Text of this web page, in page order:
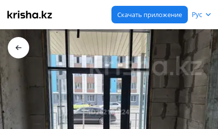
Скачать приложение Рус